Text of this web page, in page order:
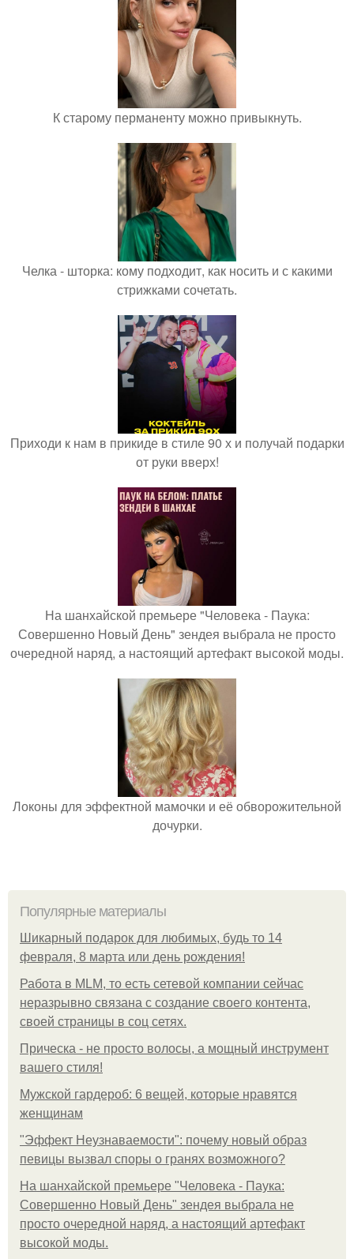
К старому перманенту можно привыкнуть.
Челка - шторка: кому подходит, как носить и с какими
стрижками сочетать.
Приходи к нам в прикиде в стиле 90 х и получай подарки
от руки вверх!
На шанхайской премьере "Человека - Паука:
Совершенно Новый День" зендея выбрала не просто
очередной наряд, а настоящий артефакт высокой моды.
Локоны для эффектной мамочки и её обворожительной
дочурки.
Популярные материалы
Шикарный подарок для любимых, будь то 14
февраля, 8 марта или день рождения!
Работа в MLM, то есть сетевой компании сейчас
неразрывно связана с создание своего контента,
своей страницы в соц сетях.
Прическа - не просто волосы, а мощный инструмент
вашего стиля!
Мужской гардероб: 6 вещей, которые нравятся
женщинам
"Эффект Неузнаваемости": почему новый образ
певицы вызвал споры о гранях возможного?
На шанхайской премьере "Человека - Паука:
Совершенно Новый День" зендея выбрала не
просто очередной наряд, а настоящий артефакт
высокой моды.